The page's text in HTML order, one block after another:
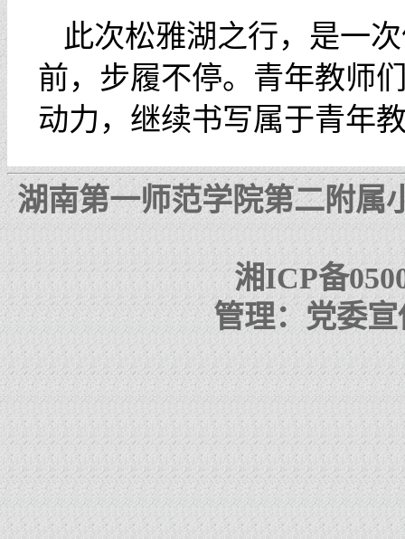
此次松雅湖之行，是一
前，步履不停。青年教师
动力，继续书写属于青年
湖南第一师范学院第二附
湘ICP备
管理：党委